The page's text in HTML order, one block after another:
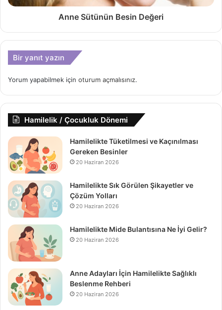
Anne Sütünün Besin Değeri
Bir yanıt yazın
Yorum yapabilmek için oturum açmalısınız.
Hamilelik / Çocukluk Dönemi
Hamilelikte Tüketilmesi ve Kaçınılması
Gereken Besinler
20 Haziran 2026
Hamilelikte Sık Görülen Şikayetler ve
Çözüm Yolları
20 Haziran 2026
Hamilelikte Mide Bulantısına Ne İyi Gelir?
20 Haziran 2026
Anne Adayları İçin Hamilelikte Sağlıklı
Beslenme Rehberi
20 Haziran 2026